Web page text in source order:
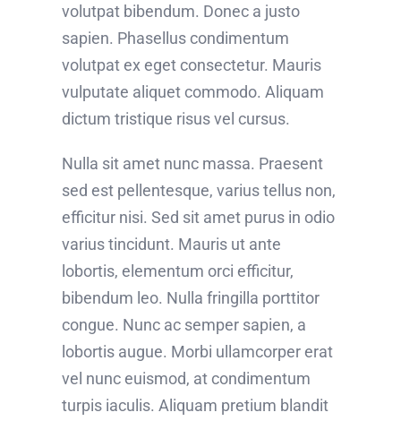
volutpat bibendum. Donec a justo
sapien. Phasellus condimentum
volutpat ex eget consectetur. Mauris
vulputate aliquet commodo. Aliquam
dictum tristique risus vel cursus.
Nulla sit amet nunc massa. Praesent
sed est pellentesque, varius tellus non,
efficitur nisi. Sed sit amet purus in odio
varius tincidunt. Mauris ut ante
lobortis, elementum orci efficitur,
bibendum leo. Nulla fringilla porttitor
congue. Nunc ac semper sapien, a
lobortis augue. Morbi ullamcorper erat
vel nunc euismod, at condimentum
turpis iaculis. Aliquam pretium blandit